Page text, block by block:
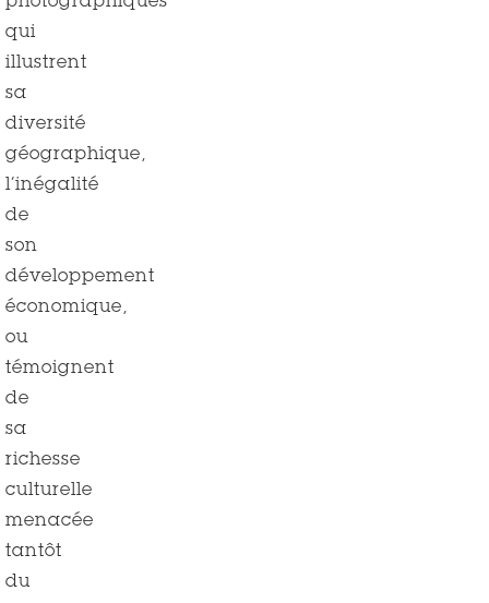
qui
illustrent
sa
diversité
géographique,
l’inégalité
de
son
développement
économique,
ou
témoignent
de
sa
richesse
culturelle
menacée
tantôt
du